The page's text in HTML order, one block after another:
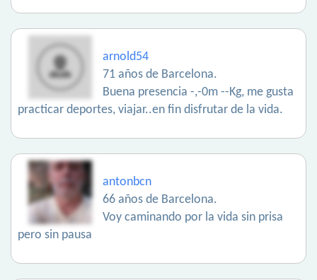
arnold54
71 años de Barcelona.
Buena presencia -,-0m --Kg, me gusta
practicar deportes, viajar..en fin disfrutar de la vida.
antonbcn
66 años de Barcelona.
Voy caminando por la vida sin prisa
pero sin pausa